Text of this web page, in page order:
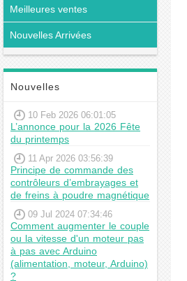
Meilleures ventes
Nouvelles Arrivées
Nouvelles
10 Feb 2026 06:01:05
L’annonce pour la 2026 Fête
du printemps
11 Apr 2026 03:56:39
Principe de commande des
contrôleurs d’embrayages et
de freins à poudre magnétique
09 Jul 2024 07:34:46
Comment augmenter le couple
ou la vitesse d'un moteur pas
à pas avec Arduino
(alimentation, moteur, Arduino)
?